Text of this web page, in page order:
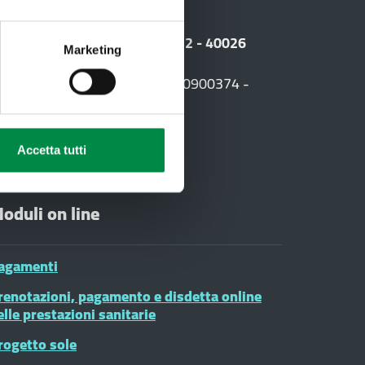
Marketing
Accetta tutti
legale: Viale Amendola, 2 - 40026
+39 0542 604013 - CF 90000900374 -
on line
pagamento e disdetta online
prestazioni sanitarie
sole